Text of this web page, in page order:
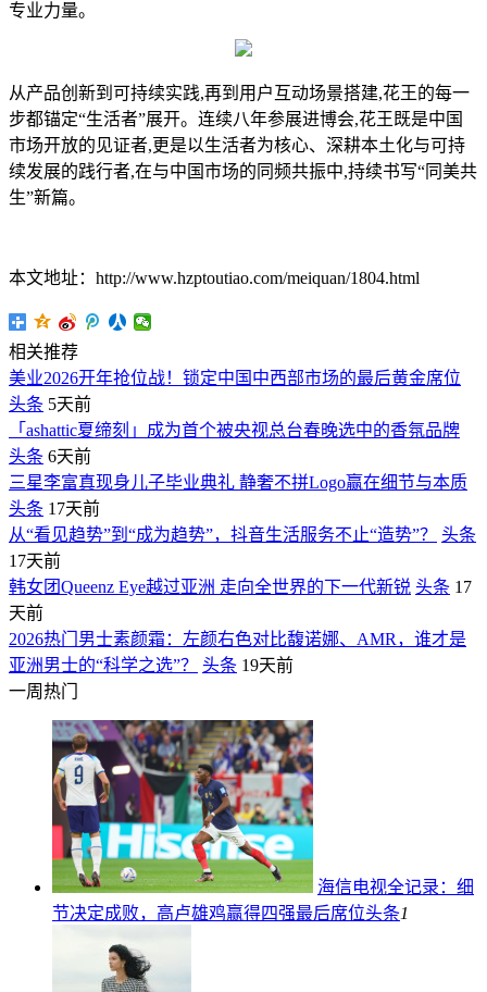
专业力量。
从产品创新到可持续实践,再到用户互动场景搭建,花王的每一
步都锚定“生活者”展开。连续八年参展进博会,花王既是中国
市场开放的见证者,更是以生活者为核心、深耕本土化与可持
续发展的践行者,在与中国市场的同频共振中,持续书写“同美共
生”新篇。
本文地址：http://www.hzptoutiao.com/meiquan/1804.html
相关推荐
美业2026开年抢位战！锁定中国中西部市场的最后黄金席位
头条 5天前
「ashattic夏缔刻」成为首个被央视总台春晚选中的香氛品牌
头条 6天前
三星李富真现身儿子毕业典礼 静奢不拼Logo赢在细节与本质
头条 17天前
从“看见趋势”到“成为趋势”，抖音生活服务不止“造势”？
头条
17天前
韩女团Queenz Eye越过亚洲 走向全世界的下一代新锐 头条 17
天前
2026热门男士素颜霜：左颜右色对比馥诺娜、AMR，谁才是
亚洲男士的“科学之选”？
头条 19天前
一周热门
海信电视全记录：细
节决定成败，高卢雄鸡赢得四强最后席位头条1